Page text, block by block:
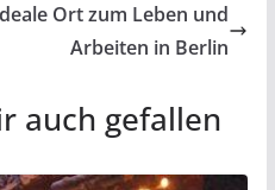
Ort zum Leben und
Arbeiten in Berlin
auch gefallen